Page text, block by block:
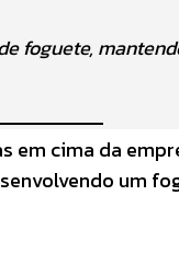
foguete,
em cima da
um